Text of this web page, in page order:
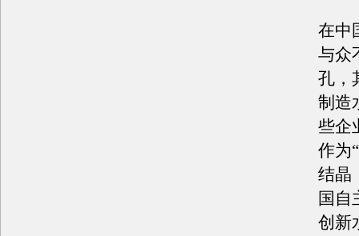
在中
与众
孔，
制造
些企
作为
结晶
国自
创新